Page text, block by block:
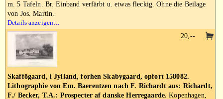
m. 5 Tafeln. Br. Einband verfärbt u. etwas fleckig. Ohne die Beilage
von Jos. Martin.
Details anzeigen…
Skaffögaard, i Jylland, forhen Skabygaard, opfort 158082.
Lithographie von Em. Baerentzen nach F. Richardt aus: Richardt,
F./ Becker, T.A.: Prospecter af danske Herregaarde. Kopenhagen,
20,--